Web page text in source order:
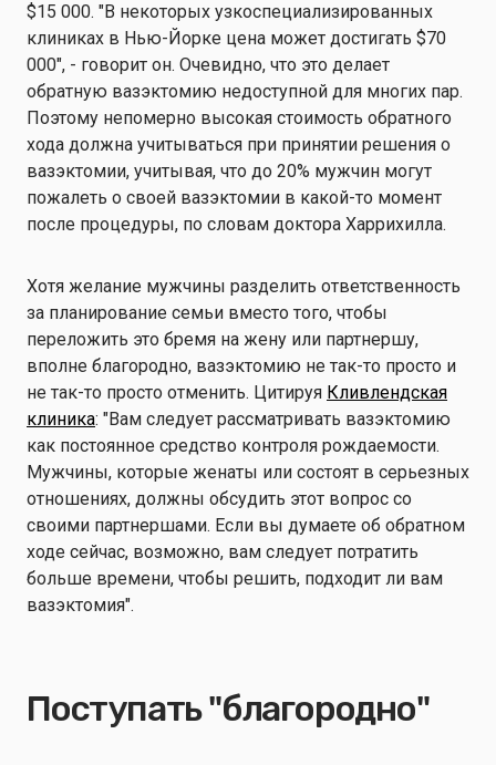
$15 000. "В некоторых узкоспециализированных
клиниках в Нью-Йорке цена может достигать $70
000", - говорит он. Очевидно, что это делает
обратную вазэктомию недоступной для многих пар.
Поэтому непомерно высокая стоимость обратного
хода должна учитываться при принятии решения о
вазэктомии, учитывая, что до 20% мужчин могут
пожалеть о своей вазэктомии в какой-то момент
после процедуры, по словам доктора Харрихилла.
Хотя желание мужчины разделить ответственность
за планирование семьи вместо того, чтобы
переложить это бремя на жену или партнершу,
вполне благородно, вазэктомию не так-то просто и
не так-то просто отменить. Цитируя Кливлендская
клиника: "Вам следует рассматривать вазэктомию
как постоянное средство контроля рождаемости.
Мужчины, которые женаты или состоят в серьезных
отношениях, должны обсудить этот вопрос со
своими партнершами. Если вы думаете об обратном
ходе сейчас, возможно, вам следует потратить
больше времени, чтобы решить, подходит ли вам
вазэктомия".
Поступать "благородно"